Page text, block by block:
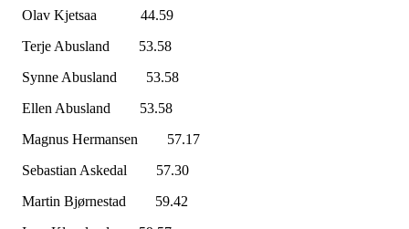
Olav Kjetsaa 44.59
Terje Abusland 53.58
Synne Abusland 53.58
Ellen Abusland 53.58
Magnus Hermansen 57.17
Sebastian Askedal 57.30
Martin Bjørnestad 59.42